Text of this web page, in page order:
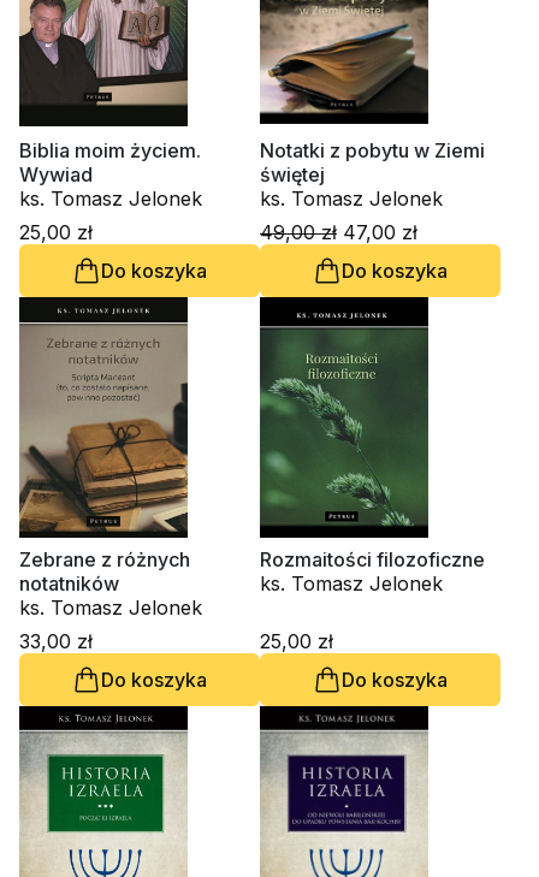
Biblia moim życiem.
Wywiad
ks. Tomasz Jelonek
25,00 zł
Do koszyka
Notatki z pobytu w Ziemi
świętej
ks. Tomasz Jelonek
49,00 zł 47,00 zł
Do koszyka
Zebrane z różnych
notatników
ks. Tomasz Jelonek
33,00 zł
Do koszyka
Rozmaitości filozoficzne
ks. Tomasz Jelonek
25,00 zł
Do koszyka